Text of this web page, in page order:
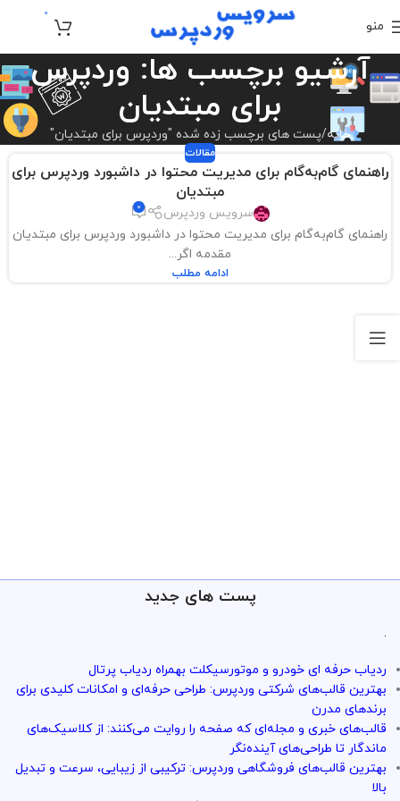
منو
0
آرشیو برچسب ها: وردپرس
برای مبتدیان
خانه پست های برچسب زده شده "وردپرس برای مبتدیان"
مقالات
راهنمای گام‌به‌گام برای مدیریت محتوا در داشبورد وردپرس برای
مبتدیان
سرویس وردپرس 0
راهنمای گام‌به‌گام برای مدیریت محتوا در داشبورد وردپرس برای مبتدیان
مقدمه اگر...
ادامه مطلب
پست های جدید
.
ردیاب حرفه ای خودرو و موتورسیکلت بهمراه ردیاب پرتال
بهترین قالب‌های شرکتی وردپرس: طراحی حرفه‌ای و امکانات کلیدی برای
برندهای مدرن
قالب‌های خبری و مجله‌ای که صفحه را روایت می‌کنند: از کلاسیک‌های
ماندگار تا طراحی‌های آینده‌نگر
بهترین قالب‌های فروشگاهی وردپرس: ترکیبی از زیبایی، سرعت و تبدیل
بالا